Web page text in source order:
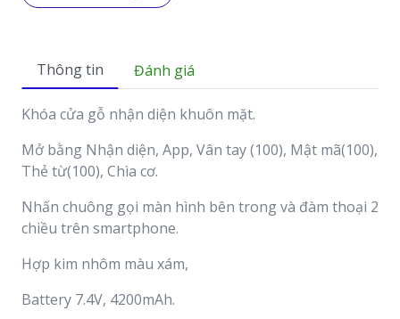
Thông tin Đánh giá
Khóa cửa gỗ nhận diện khuôn mặt.
Mở bằng Nhận diện, App, Vân tay (100), Mật mã(100),
Thẻ từ(100), Chìa cơ.
Nhấn chuông gọi màn hình bên trong và đàm thoại 2
chiều trên smartphone.
Hợp kim nhôm màu xám,
Battery 7.4V, 4200mAh.